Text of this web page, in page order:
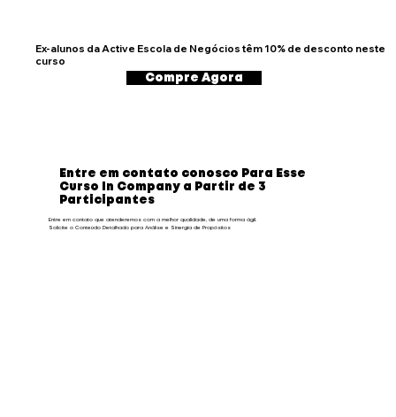
Compre Agora
Ex-alunos da Active Escola de Negócios têm 10% de desconto neste
curso
Entre em contato conosco Para Esse
Curso In Company a Partir de 3
Participantes
Entre em contato que atenderemos com a melhor qualidade, de uma forma ágil.
Solicite o Conteúdo Detalhado para Análise e Sinergia de Propósitos